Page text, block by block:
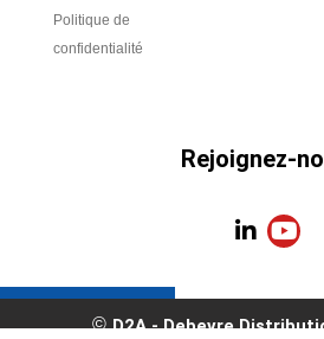
Politique de
confidentialité
Rejoignez-
L
k
e
Y
o
t
u
D2A - Debevre